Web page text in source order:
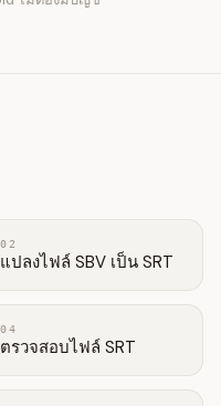
02
แปลงไฟล์ SBV เป็น SRT
04
ตรวจสอบไฟล์ SRT